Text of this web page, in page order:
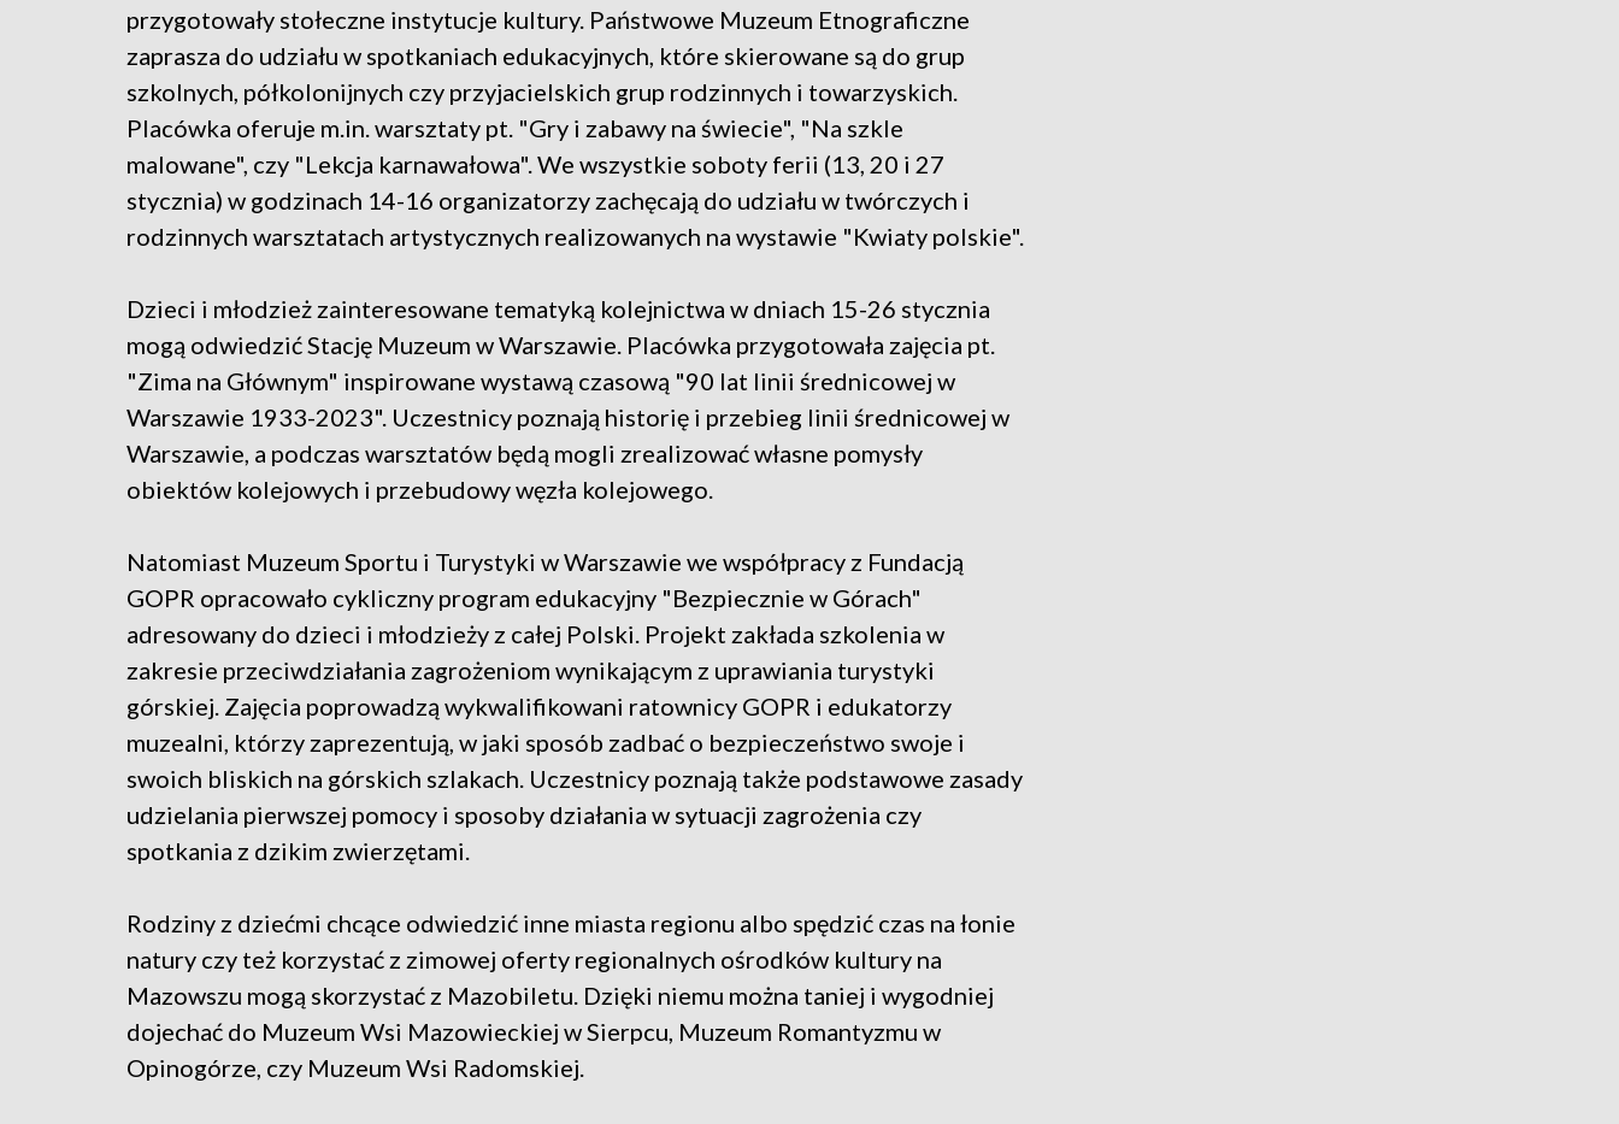
przygotowały stołeczne instytucje kultury. Państwowe Muzeum Etnograficzne
zaprasza do udziału w spotkaniach edukacyjnych, które skierowane są do grup
szkolnych, półkolonijnych czy przyjacielskich grup rodzinnych i towarzyskich.
Placówka oferuje m.in. warsztaty pt. "Gry i zabawy na świecie", "Na szkle
malowane", czy "Lekcja karnawałowa". We wszystkie soboty ferii (13, 20 i 27
stycznia) w godzinach 14-16 organizatorzy zachęcają do udziału w twórczych i
rodzinnych warsztatach artystycznych realizowanych na wystawie "Kwiaty polskie".
Dzieci i młodzież zainteresowane tematyką kolejnictwa w dniach 15-26 stycznia
mogą odwiedzić Stację Muzeum w Warszawie. Placówka przygotowała zajęcia pt.
"Zima na Głównym" inspirowane wystawą czasową "90 lat linii średnicowej w
Warszawie 1933-2023". Uczestnicy poznają historię i przebieg linii średnicowej w
Warszawie, a podczas warsztatów będą mogli zrealizować własne pomysły
obiektów kolejowych i przebudowy węzła kolejowego.
Natomiast Muzeum Sportu i Turystyki w Warszawie we współpracy z Fundacją
GOPR opracowało cykliczny program edukacyjny "Bezpiecznie w Górach"
adresowany do dzieci i młodzieży z całej Polski. Projekt zakłada szkolenia w
zakresie przeciwdziałania zagrożeniom wynikającym z uprawiania turystyki
górskiej. Zajęcia poprowadzą wykwalifikowani ratownicy GOPR i edukatorzy
muzealni, którzy zaprezentują, w jaki sposób zadbać o bezpieczeństwo swoje i
swoich bliskich na górskich szlakach. Uczestnicy poznają także podstawowe zasady
udzielania pierwszej pomocy i sposoby działania w sytuacji zagrożenia czy
spotkania z dzikim zwierzętami.
Rodziny z dziećmi chcące odwiedzić inne miasta regionu albo spędzić czas na łonie
natury czy też korzystać z zimowej oferty regionalnych ośrodków kultury na
Mazowszu mogą skorzystać z Mazobiletu. Dzięki niemu można taniej i wygodniej
dojechać do Muzeum Wsi Mazowieckiej w Sierpcu, Muzeum Romantyzmu w
Opinogórze, czy Muzeum Wsi Radomskiej.